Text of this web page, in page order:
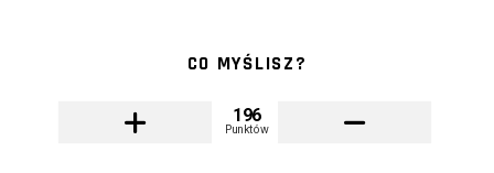
CO MYŚLISZ?
196
Punktów